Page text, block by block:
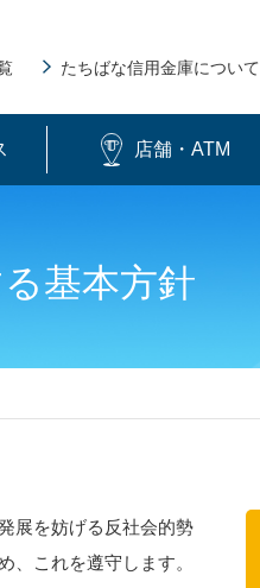
たちばな信用金庫について
店舗・ATM
基本方針
展を妨げる反社会的勢
、これを遵守します。